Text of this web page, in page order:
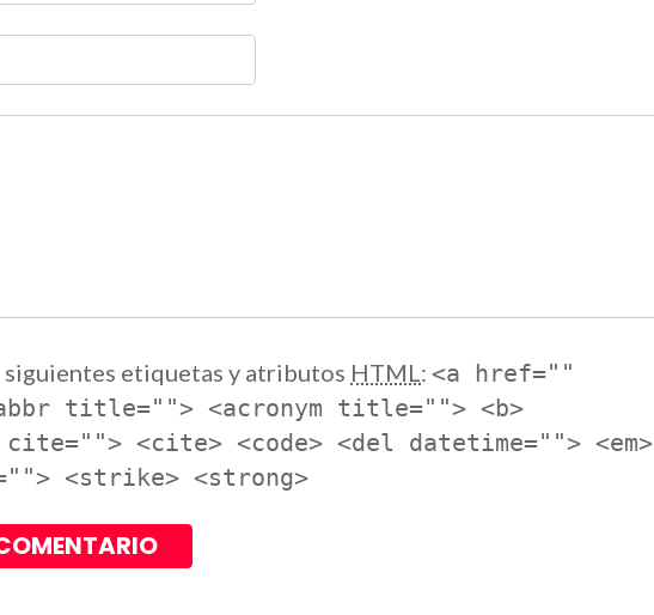
siguientes etiquetas y atributos HTML: <a href=""
title=""> <acronym title=""> <b>
cite=""> <cite> <code> <del datetime=""> <em>
<strike> <strong>